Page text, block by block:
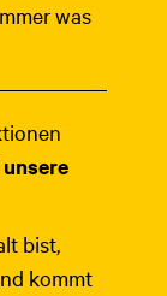
was
bist,
kommt